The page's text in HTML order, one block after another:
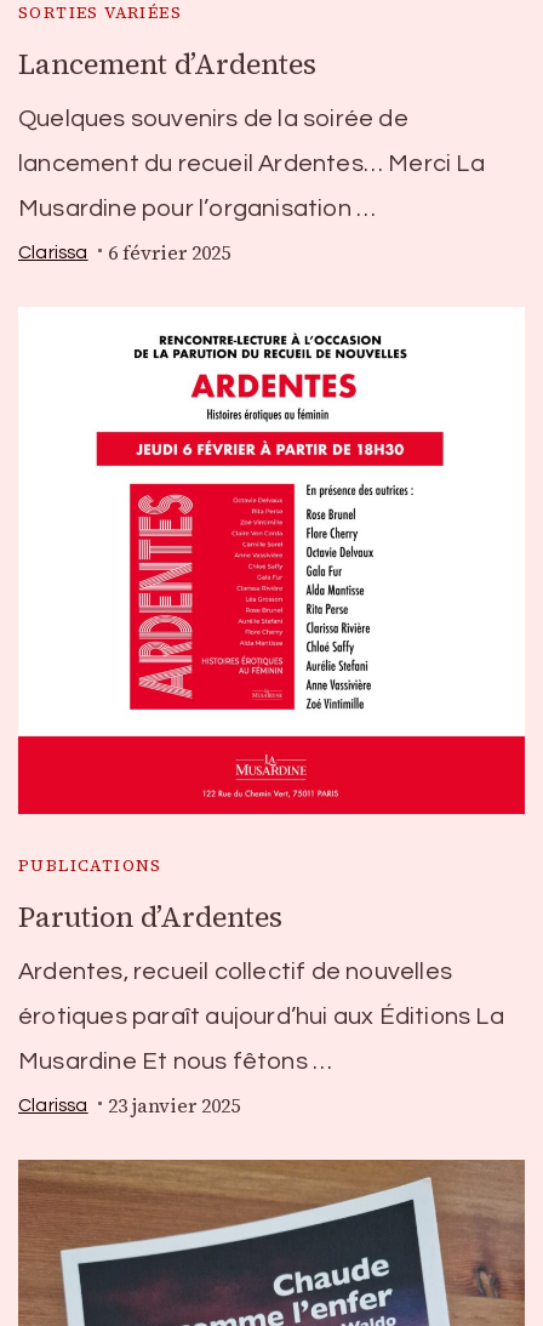
SORTIES VARIÉES
Lancement d’Ardentes
Quelques souvenirs de la soirée de
lancement du recueil Ardentes… Merci La
Musardine pour l’organisation …
Clarissa 6 février 2025
PUBLICATIONS
Parution d’Ardentes
Ardentes, recueil collectif de nouvelles
érotiques paraît aujourd’hui aux Éditions La
Musardine Et nous fêtons …
Clarissa 23 janvier 2025